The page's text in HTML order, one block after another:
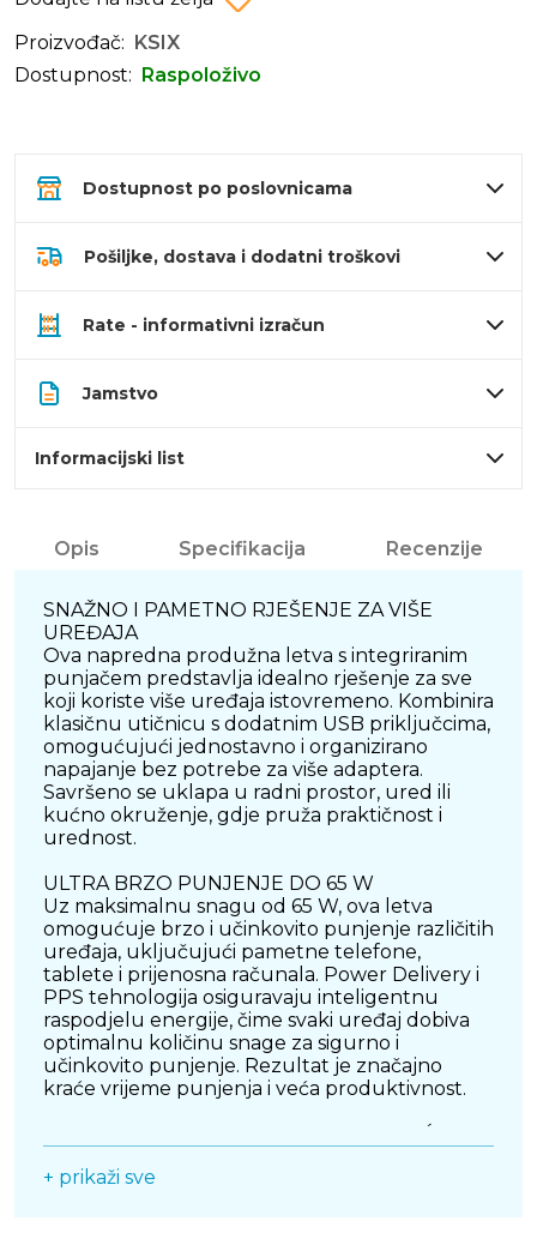
Proizvođač:
KSIX
Dostupnost:
Raspoloživo
Dostupnost po poslovnicama
Pošiljke, dostava i dodatni troškovi
Rate - informativni izračun
Jamstvo
Informacijski list
Opis Specifikacija Recenzije
SNAŽNO I PAMETNO RJEŠENJE ZA VIŠE
UREĐAJA
Ova napredna produžna letva s integriranim
punjačem predstavlja idealno rješenje za sve
koji koriste više uređaja istovremeno. Kombinira
klasičnu utičnicu s dodatnim USB priključcima,
omogućujući jednostavno i organizirano
napajanje bez potrebe za više adaptera.
Savršeno se uklapa u radni prostor, ured ili
kućno okruženje, gdje pruža praktičnost i
urednost.
ULTRA BRZO PUNJENJE DO 65 W
Uz maksimalnu snagu od 65 W, ova letva
omogućuje brzo i učinkovito punjenje različitih
uređaja, uključujući pametne telefone,
tablete i prijenosna računala. Power Delivery i
PPS tehnologija osiguravaju inteligentnu
raspodjelu energije, čime svaki uređaj dobiva
optimalnu količinu snage za sigurno i
učinkovito punjenje. Rezultat je značajno
kraće vrijeme punjenja i veća produktivnost.
Integrirana GaN tehnologija omogućuje veću
+ prikaži sve